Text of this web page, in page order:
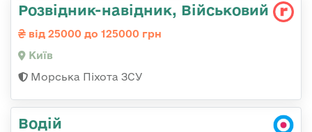
Розвідник-навідник, Військовий
від 25000 до 125000 грн
Київ
Морська Піхота ЗСУ
Водій